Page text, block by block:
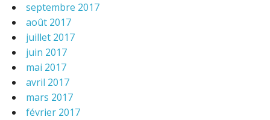
septembre 2017
août 2017
juillet 2017
juin 2017
mai 2017
avril 2017
mars 2017
février 2017